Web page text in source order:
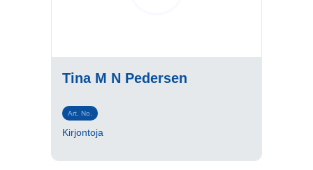
Tina M N Pedersen
Art. No.
Kirjontoja